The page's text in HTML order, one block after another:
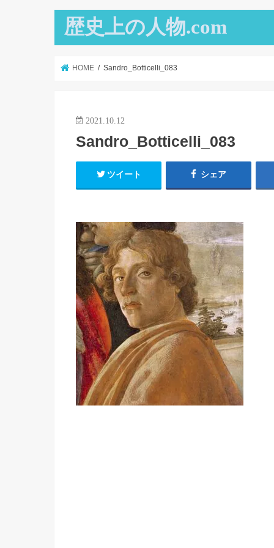
歴史上の人物.com
HOME Sandro_Botticelli_083
2021.10.12
Sandro_Botticelli_083
ツイート シェア